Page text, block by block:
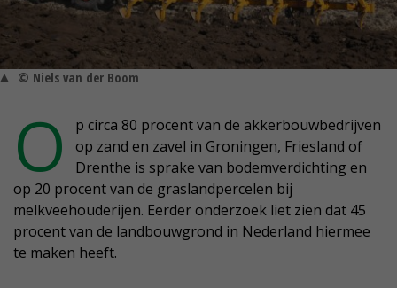
© Niels van der Boom
O
p circa 80 procent van de akkerbouwbedrijven
op zand en zavel in Groningen, Friesland of
Drenthe is sprake van bodemverdichting en
op 20 procent van de graslandpercelen bij
melkveehouderijen. Eerder onderzoek liet zien dat 45
procent van de landbouwgrond in Nederland hiermee
te maken heeft.